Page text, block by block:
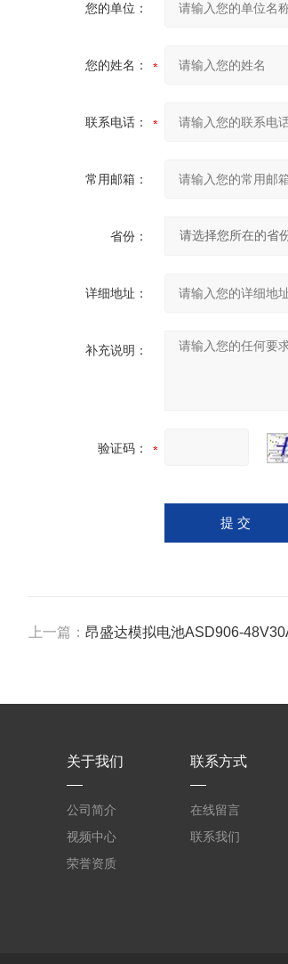
您的单位：
您的姓名：
联系电话：
常用邮箱：
省份：
详细地址：
补充说明：
验证码：
上一篇： 昂盛达模拟电池ASD906-
关于我们
公司简介
视频中心
荣誉资质
联系方式
在线留言
联系我们